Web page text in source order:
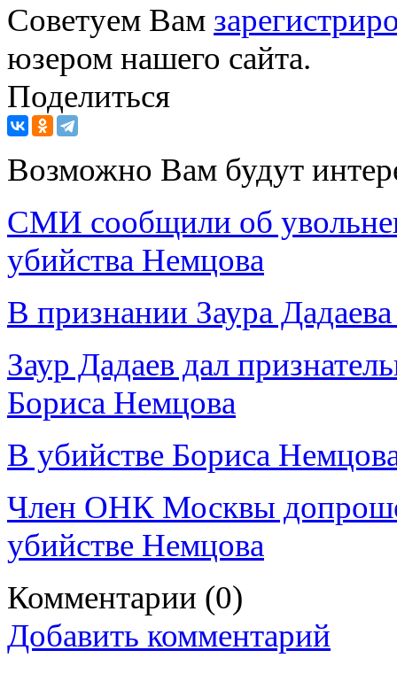
Советуем Вам
юзером нашего сайта.
Поделиться
Возможно Вам будут
СМИ сообщили об
убийства Немцова
В признании Заура
Заур Дадаев дал
Бориса Немцова
В убийстве Бориса
Член ОНК Москвы
убийстве Немцова
Комментарии (0)
Добавить комментарий